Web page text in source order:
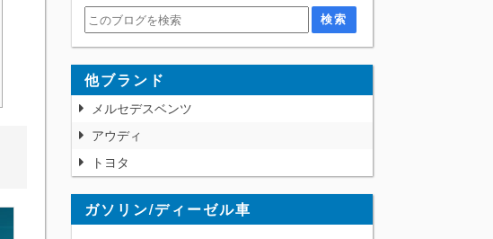
他ブランド
メルセデスベンツ
アウディ
トヨタ
ガソリン/ディーゼル車